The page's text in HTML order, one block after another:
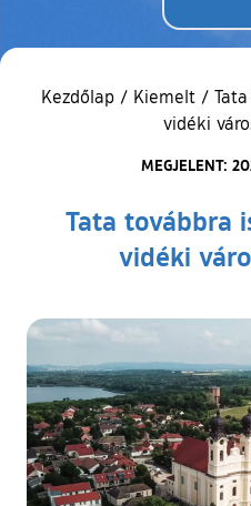
Kezdőlap / Kiemelt /
vidéki
MEGJELENT:
Tata továbbra
vidéki